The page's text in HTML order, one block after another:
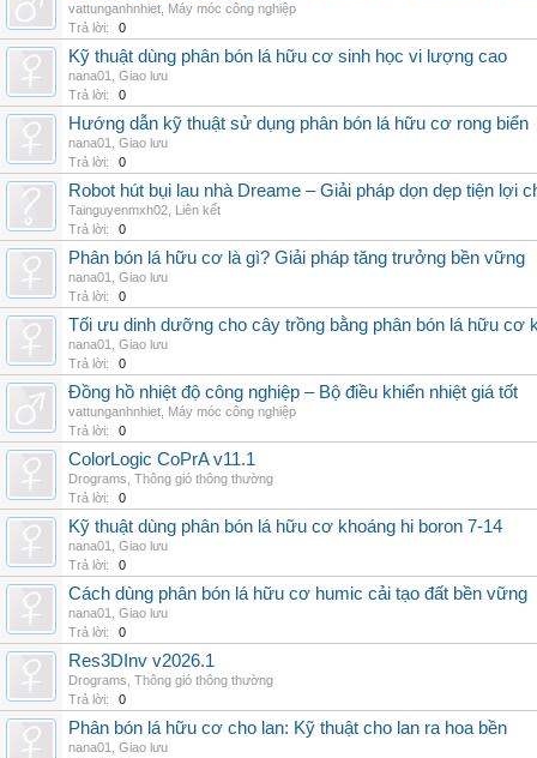
vattunganhnhiet Máy móc công nghiệp
Trả lời:
0
Kỹ thuật dùng phân bón lá hữu cơ sinh học vi lượng cao
nana01
Giao lưu
Trả lời:
0
Hướng dẫn kỹ thuật sử dụng phân bón lá hữu cơ rong biển
nana01
Giao lưu
Trả lời:
0
Robot hút bụi lau nhà Dreame – Giải pháp dọn dẹp tiện lợi
Tainguyenmxh02 Liên kết
Trả lời:
0
Phân bón lá hữu cơ là gì? Giải pháp tăng trưởng bền vững
nana01
Giao lưu
Trả lời:
0
Tối ưu dinh dưỡng cho cây trồng bằng phân bón lá hữu cơ
nana01
Giao lưu
Trả lời:
0
Đồng hồ nhiệt độ công nghiệp – Bộ điều khiển nhiệt giá tốt
vattunganhnhiet Máy móc công nghiệp
Trả lời:
0
ColorLogic CoPrA v11.1
Drograms Thông gió thông thường
Trả lời:
0
Kỹ thuật dùng phân bón lá hữu cơ khoáng hi boron 7-14
nana01
Giao lưu
Trả lời:
0
Cách dùng phân bón lá hữu cơ humic cải tạo đất bền vững
nana01
Giao lưu
Trả lời:
0
Res3DInv v2026.1
Drograms Thông gió thông thường
Trả lời:
0
Phân bón lá hữu cơ cho lan: Kỹ thuật cho lan ra hoa bền
nana01
Giao lưu